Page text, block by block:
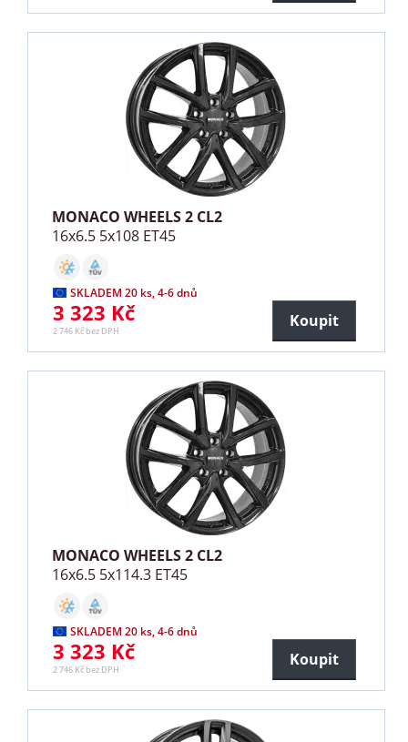
MONACO WHEELS 2 CL2
16x6.5 5x108 ET45
SKLADEM 20 ks, 4-6 dnů
3 323 Kč
2 746 Kč bez DPH
Koupit
MONACO WHEELS 2 CL2
16x6.5 5x114.3 ET45
SKLADEM 20 ks, 4-6 dnů
3 323 Kč
2 746 Kč bez DPH
Koupit